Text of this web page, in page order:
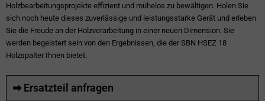
Holzbearbeitungsprojekte effizient und mühelos zu bewältigen. Holen Sie
sich noch heute dieses zuverlässige und leistungsstarke Gerät und erleben
Sie die Freude an der Holzverarbeitung in einer neuen Dimension. Sie
werden begeistert sein von den Ergebnissen, die der SBN HSEZ 18
Holzspalter Ihnen bietet.
➡ Ersatzteil anfragen